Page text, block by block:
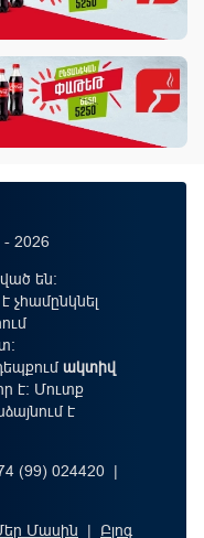
2026
են:
չհամընկնել
ակտիվ
է: Մուտք
է
(99) 024420 |
Մասին | Բլոգ